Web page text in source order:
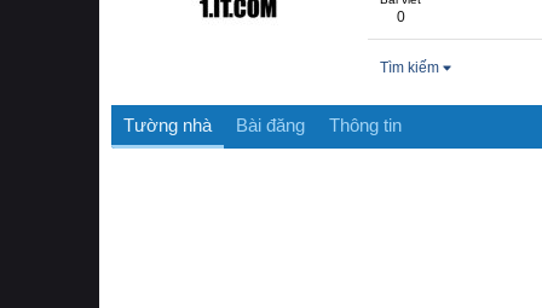
0
Tìm kiếm
Tường nhà Bài đăng Thông tin